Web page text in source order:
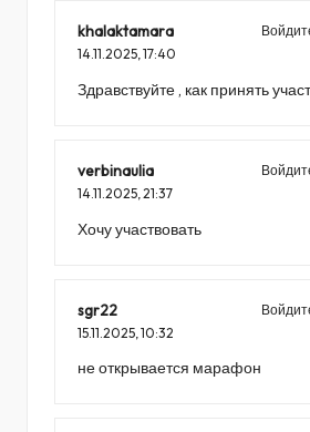
khalaktamara
14.11.2025, 17:40
Здравствуйте , как принять
verbinaulia
14.11.2025, 21:37
Хочу участвовать
sgr22
15.11.2025, 10:32
не открывается марафон